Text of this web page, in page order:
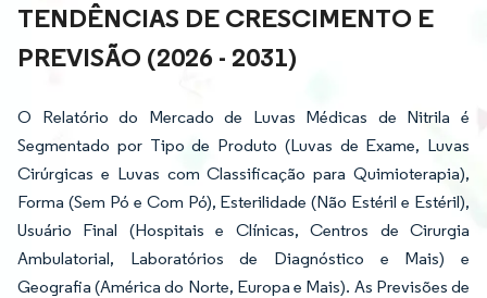
TENDÊNCIAS DE CRESCIMENTO E
PREVISÃO (2026 - 2031)
O Relatório do Mercado de Luvas Médicas de Nitrila é
Segmentado por Tipo de Produto (Luvas de Exame, Luvas
Cirúrgicas e Luvas com Classificação para Quimioterapia),
Forma (Sem Pó e Com Pó), Esterilidade (Não Estéril e Estéril),
Usuário Final (Hospitais e Clínicas, Centros de Cirurgia
Ambulatorial, Laboratórios de Diagnóstico e Mais) e
Geografia (América do Norte, Europa e Mais). As Previsões de